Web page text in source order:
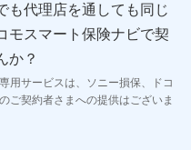
びに法人向けASPサー
報
、皆様に有用なお知らせ
も代理店を通しても同じ
モスマート保険ナビで契
か？
用サービスは、ソニー損保、ドコ
ご契約者さまへの提供はございま